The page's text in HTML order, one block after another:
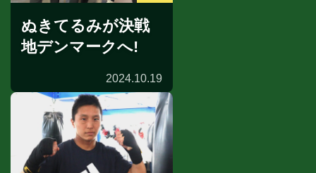
ぬきてるみが決戦
地デンマークへ!
2024.10.19